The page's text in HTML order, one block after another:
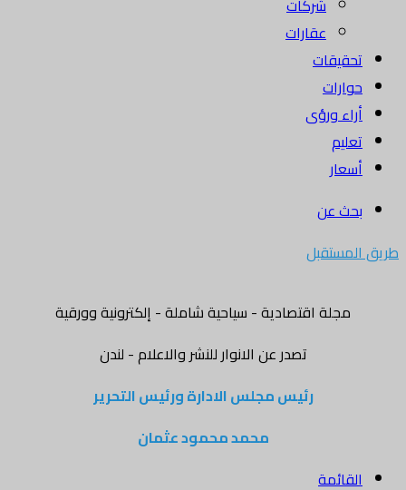
شركات
عقارات
تحقيقات
حوارات
أراء ورؤى
تعليم
أسعار
بحث عن
طريق المستقبل
مجلة اقتصادية - سياحية شاملة - إلكترونية وورقية
تصدر عن الانوار للنشر والاعلام - لندن
رئيس مجلس الادارة ورئيس التحرير
محمد محمود عثمان
القائمة